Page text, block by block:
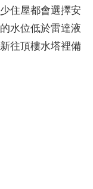
住屋都會選擇安
水位低於雷達液
往頂樓水塔裡備